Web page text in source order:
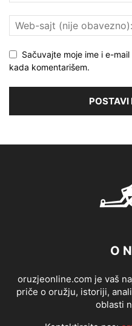
Sačuvajte moje ime i e-
kada komentarišem.
O
oruzjeonline.com je vaš
priče o oružju, istoriji,
oblasti